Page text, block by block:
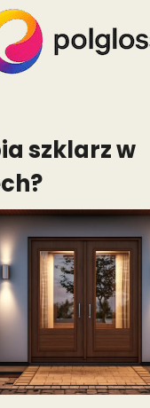
szklarz w